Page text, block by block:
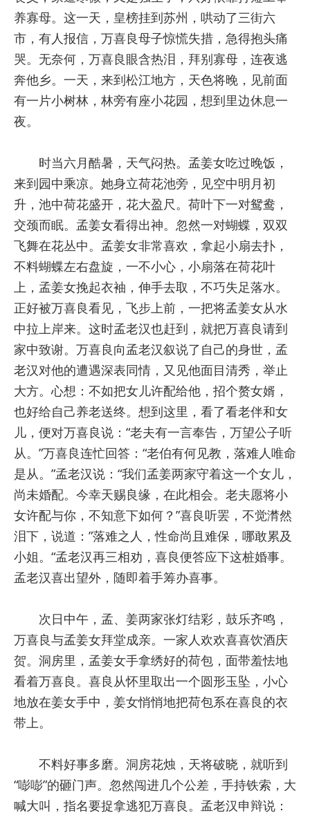
养寡母。这一天，皇榜挂到苏州，哄动了三街六
市，有人报信，万喜良母子惊慌失措，急得抱头痛
哭。无奈何，万喜良眼含热泪，拜别寡母，连夜逃
奔他乡。一天，来到松江地方，天色将晚，见前面
有一片小树林，林旁有座小花园，想到里边休息一
夜。
时当六月酷暑，天气闷热。孟姜女吃过晚饭，
来到园中乘凉。她身立荷花池旁，见空中明月初
升，池中荷花盛开，花大盈尺。荷叶下一对鸳鸯，
交颈而眠。孟姜女看得出神。忽然一对蝴蝶，双双
飞舞在花丛中。孟姜女非常喜欢，拿起小扇去扑，
不料蝴蝶左右盘旋，一不小心，小扇落在荷花叶
上，孟姜女挽起衣袖，伸手去取，不巧失足落水。
正好被万喜良看见，飞步上前，一把将孟姜女从水
中拉上岸来。这时孟老汉也赶到，就把万喜良请到
家中致谢。万喜良向孟老汉叙说了自己的身世，孟
老汉对他的遭遇深表同情，又见他面目清秀，举止
大方。心想：不如把女儿许配给他，招个赘女婿，
也好给自己养老送终。想到这里，看了看老伴和女
儿，便对万喜良说：“老夫有一言奉告，万望公子听
从。”万喜良连忙回答：“老伯有何见教，落难人唯命
是从。”孟老汉说：“我们孟姜两家守着这一个女儿，
尚未婚配。今幸天赐良缘，在此相会。老夫愿将小
女许配与你，不知意下如何？”喜良听罢，不觉潸然
泪下，说道：”落难之人，性命尚且难保，哪敢累及
小姐。“孟老汉再三相劝，喜良便答应下这桩婚事。
孟老汉喜出望外，随即着手筹办喜事。
次日中午，孟、姜两家张灯结彩，鼓乐齐鸣，
万喜良与孟姜女拜堂成亲。一家人欢欢喜喜饮酒庆
贺。洞房里，孟姜女手拿绣好的荷包，面带羞怯地
看着万喜良。喜良从怀里取出一个圆形玉坠，小心
地放在姜女手中，姜女悄悄地把荷包系在喜良的衣
带上。
不料好事多磨。洞房花烛，天将破晓，就听到
“嘭嘭”的砸门声。忽然闯进几个公差，手持铁索，大
喊大叫，指名要捉拿逃犯万喜良。孟老汉申辩说：